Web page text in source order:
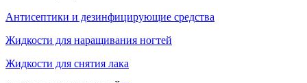
Антисептики и дезинфицирующие средства
Жидкости для наращивания ногтей
Жидкости для снятия лака